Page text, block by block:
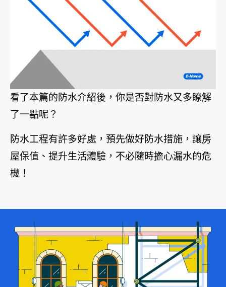
看了本篇的防水介紹後，你是否對防水又多瞭解
了一點呢？
防水工程有許多好處，預先做好防水措施，讓房
屋保值、提升生活體驗，不必隨時擔心漏水的危
機！